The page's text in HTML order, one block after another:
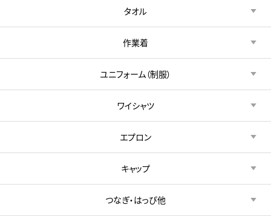
タオル
作業着
ユニフォーム（制服）
ワイシャツ
エプロン
キャップ
つなぎ・はっぴ他